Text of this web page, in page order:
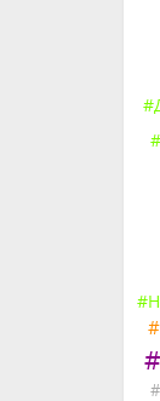
#
#
#
#
#